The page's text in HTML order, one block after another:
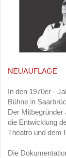
NEUAUFLAGE
In den 1970er -
Bühne in
Der Mitbegründer
die Entwicklung
Theatro und dem
Die